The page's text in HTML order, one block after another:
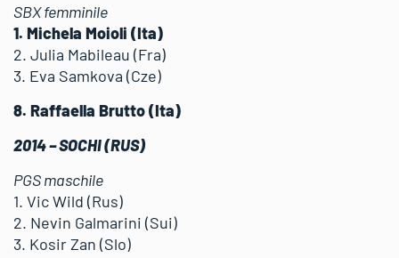
SBX femminile
1. Michela Moioli (Ita)
2. Julia Mabileau (Fra)
3. Eva Samkova (Cze)
8. Raffaella Brutto (Ita)
2014 – SOCHI (RUS)
PGS maschile
1. Vic Wild (Rus)
2. Nevin Galmarini (Sui)
3. Kosir Zan (Slo)